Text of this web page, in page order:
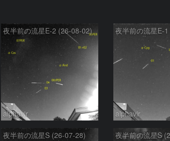
夜半前の流星E-2 (26-08-02)
alphavir
夜半前の流星E-
alphavir
夜半前の流星S (26-07-28) 夜半前の流星S